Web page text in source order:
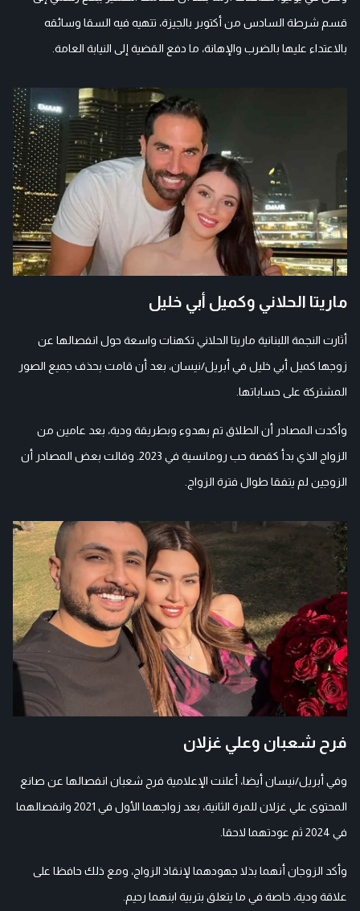
قسم شرطة السادس من أكتوبر بالجيزة، تتهيه فيه السقا وسائقه
بالاعتداء عليها بالضرب والإهانة، ما دفع القضية إلى النيابة العامة.
ماريتا الحلاني وكميل أبي خليل
أثارت النجمة اللبنانية ماريتا الحلاني تكهنات واسعة حول انفصالها عن
زوجها كميل أبي خليل في أبريل/نيسان، بعد أن قامت بحذف جميع الصور
المشتركة على حساباتها.
وأكدت المصادر أن الطلاق تم بهدوء وبطريقة ودية، بعد عامين من
الزواج الذي بدأ كقصة حب رومانسية في 2023. وقالت بعض المصادر أن
الزوجين لم يتفقا طوال فترة الزواج.
فرح شعبان وعلي غزلان
وفي أبريل/نيسان أيضا، أعلنت الإعلامية فرح شعبان انفصالها عن صانع
المحتوى علي غزلان للمرة الثانية، بعد زواجهما الأول في 2021 وانفصالهما
في 2024 ثم عودتهما لاحقا.
وأكد الزوجان أنهما بذلا جهودهما لإنقاذ الزواج، ومع ذلك حافظا على
علاقة ودية، خاصة في ما يتعلق بتربية ابنهما رحيم.